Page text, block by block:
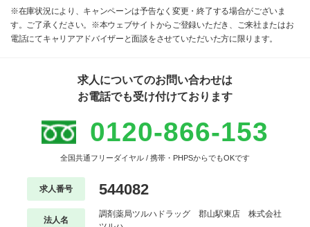
※在庫状況により、キャンペーンは予告なく変更・終了する場合がございま
す。ご了承ください。※本ウェブサイトからご登録いただき、ご来社またはお
電話にてキャリアアドバイザーと面談をさせていただいた方に限ります。
求人についてのお問い合わせは
お電話でも受け付けております
0120-866-153
全国共通フリーダイヤル / 携帯・PHPSからでもOKです
求人番号 544082
法人名
調剤薬局ツルハドラッグ 郡山駅東店 株式会社